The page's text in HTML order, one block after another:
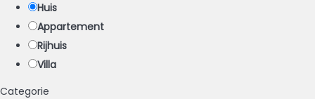
Huis
Appartement
Rijhuis
Villa
Categorie